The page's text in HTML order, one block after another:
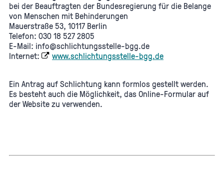
bei der Beauftragten der Bundesregierung für die Belange
von Menschen mit Behinderungen
Mauerstraße 53, 10117 Berlin
Telefon: 030 18 527 2805
E-Mail: info@schlichtungsstelle-bgg.de
Internet:
www.schlichtungsstelle-bgg.de
Ein Antrag auf Schlichtung kann formlos gestellt werden.
Es besteht auch die Möglichkeit, das Online-Formular auf
der Website zu verwenden.